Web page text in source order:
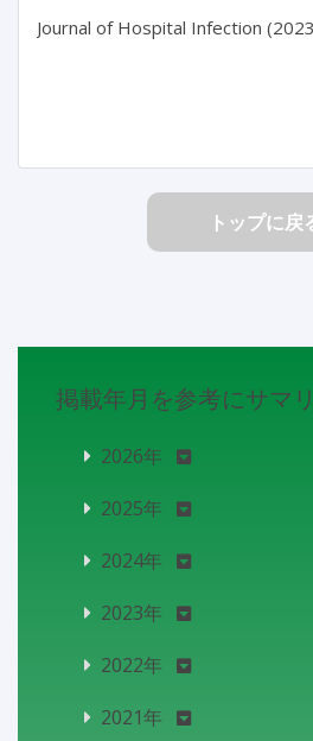
Journal of Hospital Infection
トップに戻
掲載年月を参考にサマ
2026年
2025年
2024年
2023年
2022年
2021年